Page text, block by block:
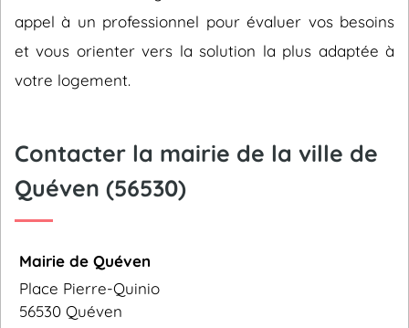
appel à un professionnel pour évaluer vos besoins
et vous orienter vers la solution la plus adaptée à
votre logement.
Contacter la mairie de la ville de
Quéven (56530)
Mairie de Quéven
Place Pierre-Quinio
56530 Quéven